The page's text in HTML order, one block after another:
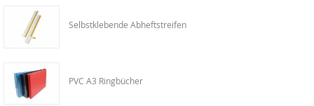
Selbstklebende Abheftstreifen
PVC A3 Ringbücher